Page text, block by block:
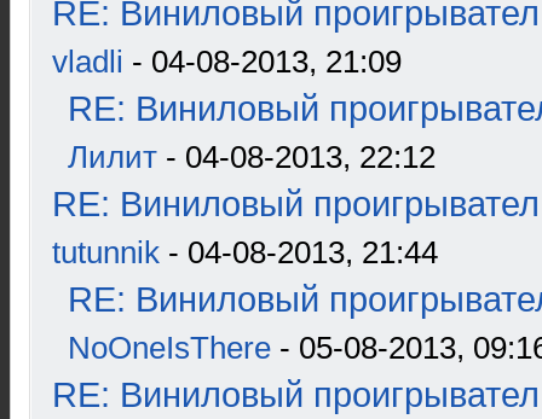
RE: Виниловый
vladli - 04-08-2013, 21:09
RE: Виниловый
Лилит - 04-08-2013, 22:12
RE: Виниловый
tutunnik - 04-08-2013, 21:44
RE: Виниловый
NoOneIsThere - 05-08-2013,
RE: Виниловый